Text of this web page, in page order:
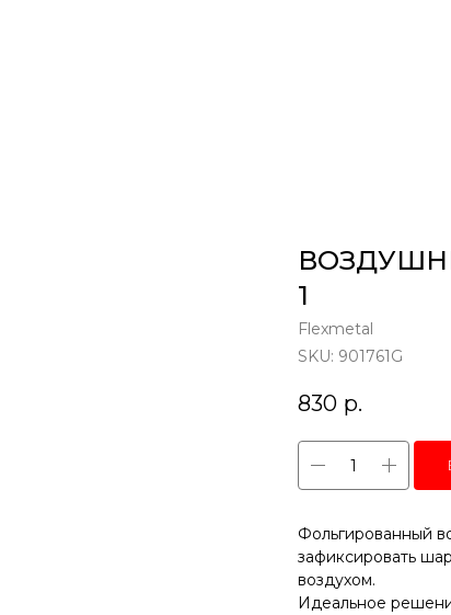
1
Flexmetal
SKU: 901761G
830 р.
Фольгированный
зафиксировать
воздухом.
Идеальное